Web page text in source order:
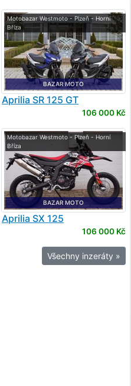
Motobazar Westmoto - Plzeň - Horní
Bříza
BAZAR MOTO
Aprilia SR 125 GT
106 000 Kč
Motobazar Westmoto - Plzeň - Horní
Bříza
BAZAR MOTO
Aprilia SX 125
106 000 Kč
Všechny inzeráty »